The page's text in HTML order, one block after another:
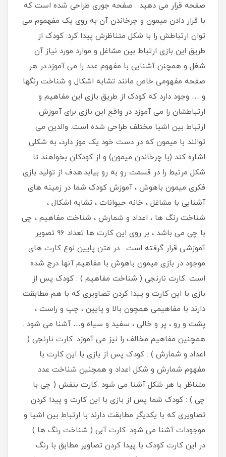
صفحه قرار می دهید . صفحه جوری طراحی شده است که
با قرار دادن میمون و چرخاندن آن به روی یک مفهموم می
توان ارتباطش را با شکل متناظرش پیدا کرد. کودک از
طریق این بازی ارتباط بین مشاغل و موارد مورد نیاز آن
شغل و همچنن آشنایی با مفهوم عدد را می آموزد.در هر
صفحه مفهومی خاص مانند تشابه اشکال و شناخت رنگها
و … وجود دارد که کودک از طریق بازی این مفاهیم و
ارتباطشان را می آموزد در واقع این بازی برای آموزش
ارتباط بین اشیا مختلف طراحی شده است. والدین می
توانند با میمون که در دست خود یک موز دارد، به شکلی
اشاره کند (با چرخاندن میمون) و از کودکان بخواهند تا
شکل مرتبط را در قسمت رو به رو بیابد.هدف از تولید بازی
فکری میمون باهوش ، آموزش کودک شما در زمینه های
آشنایی با مشاغل ، خانه حیوانات ، تشابه اشکال ،
شناخت رنگ ها ، اعداد و شمارش ، شناخت مفاهیم ، چی
با چی می باشد ، بر روی این کارت ها تعداد 96 تصویر
آموزشی قرار گرفته است . در متن پایین نوع کارت های
موجود در بازی میمون باهوش با مفاهیم آنها درج شده
است .کارت نارنجی ( شناخت مفاهیم ) : کودک پس از
بازی با این کارت و پیدا کردن تصاویری که با هم مطابقت
دارند با مفاهیمی همچون بالا و پایین ، چپ و راست ،
پشت و رو ، پر و خالی ، سفید و سیاه و… آشنا می شود .
همچنین مفاهیم مخالف را نیز می آموزد .کارت نارنجی (
اعداد و شمارش ) : کودک پس از بازی با این کارت با
مفهوم شمارش و شکل اعداد و همچنین شناخت عدد
متناظر با هر شکل آشنا می شود .کارت بنفش ( چی با
چی ) : کودک شما پس از بازی با این کارت و پیدا کردن
تصاویری که با یکدیگر مطابقت دارند با ارتباط بین اشیا و
موجودات آشنا می شود .کارت آبی ( شناخت رنگ ها ) :
در این کارت کودک با پیدا کردن تصاویر مطابق با رنگ